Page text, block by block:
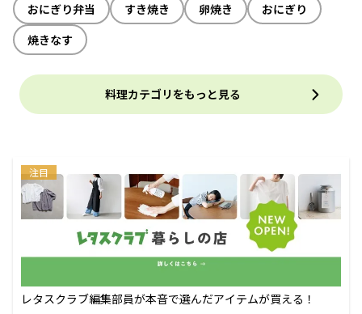
おにぎり弁当
すき焼き 卵焼き
おにぎり
焼きなす
料理カテゴリをもっと見る
注目
レタスクラブ編集部員が本音で選んだアイテムが買える！